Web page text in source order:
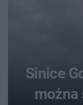
Sinice
można